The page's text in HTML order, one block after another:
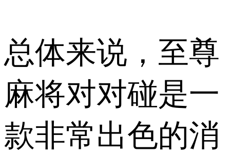
总体来说，至尊
麻将对对碰是一
款非常出色的消